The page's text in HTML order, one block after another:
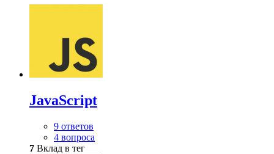
JavaScript
9 ответов
4 вопроса
7 Вклад в тег